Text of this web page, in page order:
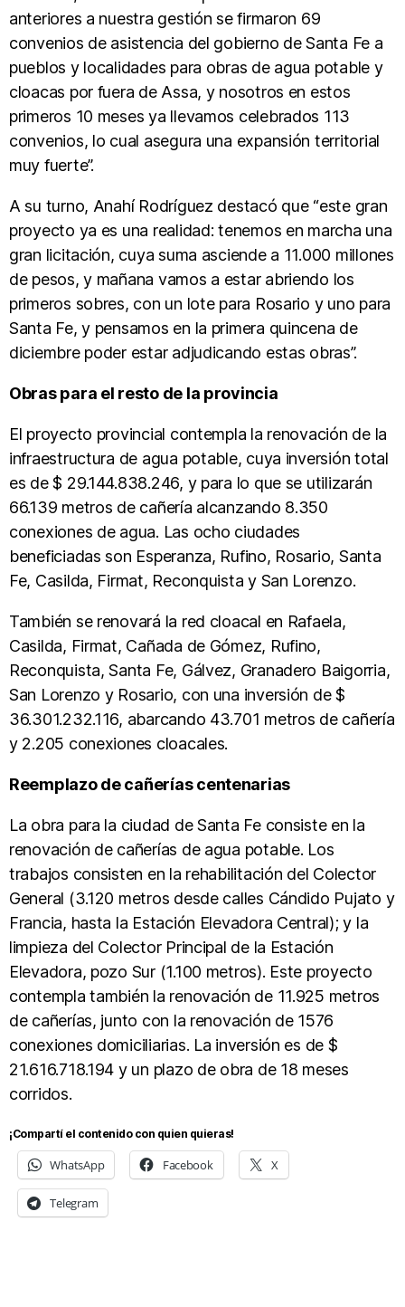
anteriores a nuestra gestión se firmaron 69
convenios de asistencia del gobierno de Santa Fe a
pueblos y localidades para obras de agua potable y
cloacas por fuera de Assa, y nosotros en estos
primeros 10 meses ya llevamos celebrados 113
convenios, lo cual asegura una expansión territorial
muy fuerte”.
A su turno, Anahí Rodríguez destacó que “este gran
proyecto ya es una realidad: tenemos en marcha una
gran licitación, cuya suma asciende a 11.000 millones
de pesos, y mañana vamos a estar abriendo los
primeros sobres, con un lote para Rosario y uno para
Santa Fe, y pensamos en la primera quincena de
diciembre poder estar adjudicando estas obras”.
Obras para el resto de la provincia
El proyecto provincial contempla la renovación de la
infraestructura de agua potable, cuya inversión total
es de $ 29.144.838.246, y para lo que se utilizarán
66.139 metros de cañería alcanzando 8.350
conexiones de agua. Las ocho ciudades
beneficiadas son Esperanza, Rufino, Rosario, Santa
Fe, Casilda, Firmat, Reconquista y San Lorenzo.
También se renovará la red cloacal en Rafaela,
Casilda, Firmat, Cañada de Gómez, Rufino,
Reconquista, Santa Fe, Gálvez, Granadero Baigorria,
San Lorenzo y Rosario, con una inversión de $
36.301.232.116, abarcando 43.701 metros de cañería
y 2.205 conexiones cloacales.
Reemplazo de cañerías centenarias
La obra para la ciudad de Santa Fe consiste en la
renovación de cañerías de agua potable. Los
trabajos consisten en la rehabilitación del Colector
General (3.120 metros desde calles Cándido Pujato y
Francia, hasta la Estación Elevadora Central); y la
limpieza del Colector Principal de la Estación
Elevadora, pozo Sur (1.100 metros). Este proyecto
contempla también la renovación de 11.925 metros
de cañerías, junto con la renovación de 1576
conexiones domiciliarias. La inversión es de $
21.616.718.194 y un plazo de obra de 18 meses
corridos.
¡Compartí el contenido con quien quieras!
WhatsApp Facebook X
Telegram